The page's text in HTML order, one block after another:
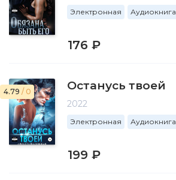
Электронная Аудиокнига
176 ₽
4.79 / 0 Останусь твоей
2022
Электронная Аудиокнига
199 ₽